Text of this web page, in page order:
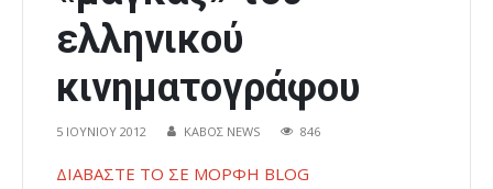
ελληνικού
κινηματογράφου
5 ΙΟΥΝΊΟΥ 2012 ΚΑΒΟΣ NEWS 846
ΔΙΑΒΑΣΤΕ ΤΟ ΣΕ ΜΟΡΦΗ BLOG